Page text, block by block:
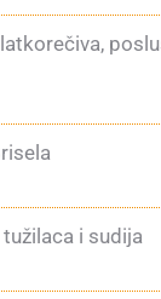
i sudija